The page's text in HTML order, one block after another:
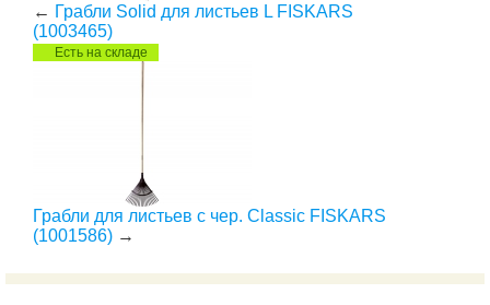
← Грабли Solid для листьев L FISKARS
(1003465)
Есть на складе
Грабли для листьев с чер. Classic FISKARS
(1001586) →